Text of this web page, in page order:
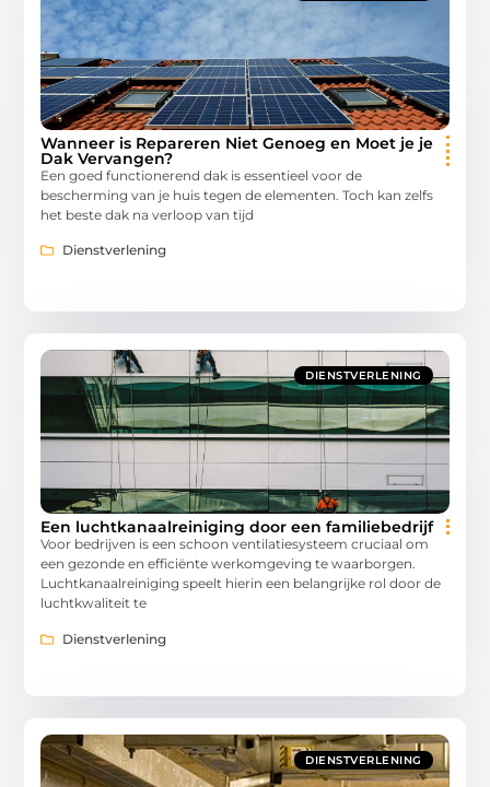
Wanneer is Repareren Niet Genoeg en Moet je je
Dak Vervangen?
Een goed functionerend dak is essentieel voor de
bescherming van je huis tegen de elementen. Toch kan zelfs
het beste dak na verloop van tijd
Dienstverlening
DIENSTVERLENING
Een luchtkanaalreiniging door een familiebedrijf
Voor bedrijven is een schoon ventilatiesysteem cruciaal om
een gezonde en efficiënte werkomgeving te waarborgen.
Luchtkanaalreiniging speelt hierin een belangrijke rol door de
luchtkwaliteit te
Dienstverlening
DIENSTVERLENING